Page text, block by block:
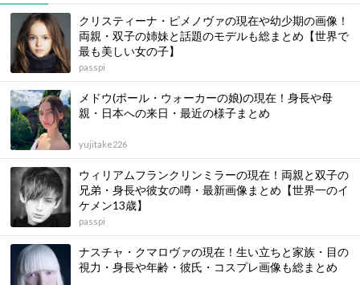
クリスティーナ・ピメノヴァの現在や幼少期の画像！
両親・双子の姉妹と話題のモデルも総まとめ【世界で
最も美しい女の子】
passpi
メドウ(ポール・ウォーカーの娘)の現在！身長や母
親・日本への来日・最近の様子まとめ
yujitake226
ウィリアムフランクリンミラーの現在！両親と双子の
兄弟・身長や彼女の噂・最新画像まとめ【世界一のイ
ケメン13歳】
passpi
ナスチャ・クマロヴァの現在！生い立ちと家族・目の
視力・身長や年齢・彼氏・コスプレ画像も総まとめ